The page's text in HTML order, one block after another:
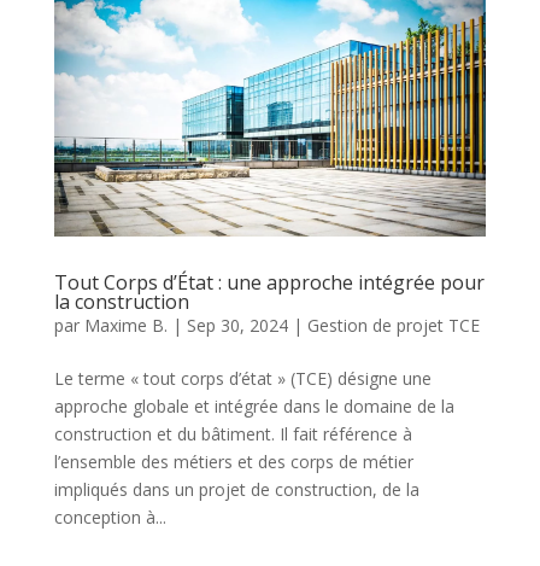
Tout Corps d’État : une approche intégrée pour
la construction
par Maxime B. | Sep 30, 2024| Gestion de projet TCE
Le terme « tout corps d’état » (TCE) désigne une
approche globale et intégrée dans le domaine de la
construction et du bâtiment. Il fait référence à
l’ensemble des métiers et des corps de métier
impliqués dans un projet de construction, de la
conception à...